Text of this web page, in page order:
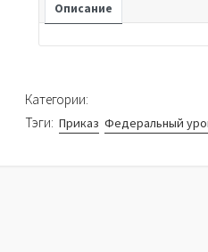
Описание
Категории:
Тэги: Приказ Федеральный